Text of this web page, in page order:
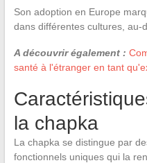
Son adoption en Europe
dans différentes cultures, au-
A découvrir également :
santé à l'étranger en tant
la chapka
La chapka se distingue par
fonctionnels uniques qui la